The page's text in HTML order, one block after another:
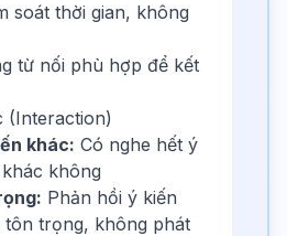
soát thời gian, không
từ nối phù hợp để kết
(Interaction)
khác: Có nghe hết ý
không
Phản hồi ý kiến
tôn trọng, không phát